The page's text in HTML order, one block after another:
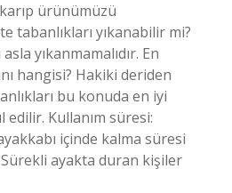
ürünümüzü
tabanlıkları yıkanabilir mi?
yıkanmamalıdır. En
hangisi? Hakiki deriden
bu konuda en iyi
Kullanım süresi:
içinde kalma süresi
ayakta duran kişiler